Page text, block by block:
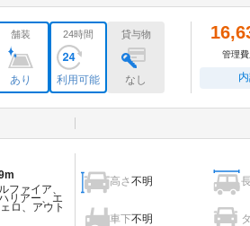
舗装
あり
24時間
利用可能
貸与物
なし
管理
ファイア、
リアー、エ
ロ、アウト
高さ不明
車下不明